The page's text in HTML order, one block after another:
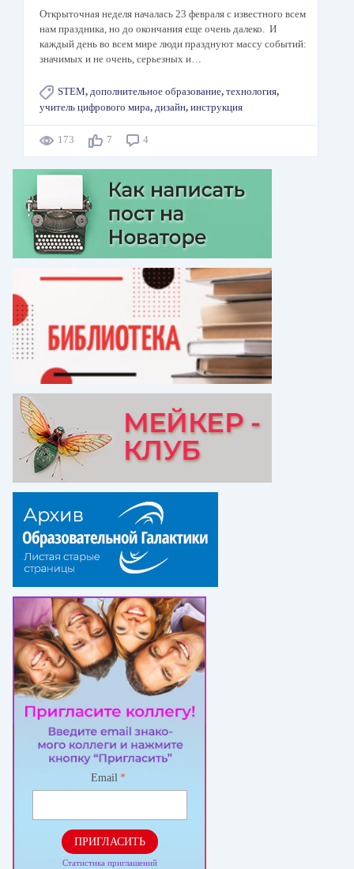
Открыточная неделя началась 23 февраля с известного всем
нам праздника, но до окончания еще очень далеко. И
каждый день во всем мире люди празднуют массу событий:
значимых и не очень, серьезных и…
STEM, дополнительное образование, технология,
учитель цифрового мира, дизайн, инструкция
173 7 4
Email *
ПРИГЛАСИТЬ
Статистика приглашений